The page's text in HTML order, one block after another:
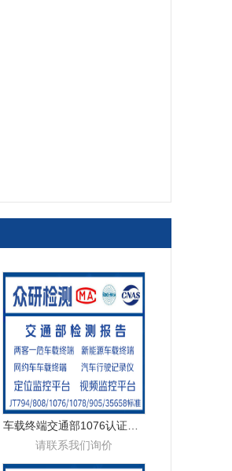
请联系我们询价